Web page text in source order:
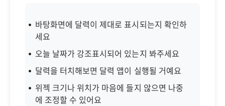
바탕화면에 달력이 제대로 표시되는지 확인하
세요
오늘 날짜가 강조표시되어 있는지 봐주세요
달력을 터치해보면 달력 앱이 실행될 거예요
위젝 크기나 위치가 마음에 들지 않으면 나중
에 조정할 수 있어요